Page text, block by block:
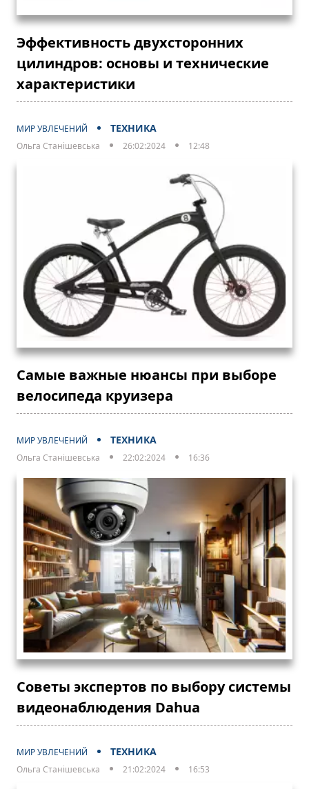
Эффективность двухсторонних
цилиндров: основы и технические
характеристики
МИР УВЛЕЧЕНИЙ ТЕХНИКА
Ольга Станішевська 26:02:2024 12:48
Самые важные нюансы при выборе
велосипеда круизера
МИР УВЛЕЧЕНИЙ ТЕХНИКА
Ольга Станішевська 22:02:2024 16:36
Советы экспертов по выбору системы
видеонаблюдения Dahua
МИР УВЛЕЧЕНИЙ ТЕХНИКА
Ольга Станішевська 21:02:2024 16:53